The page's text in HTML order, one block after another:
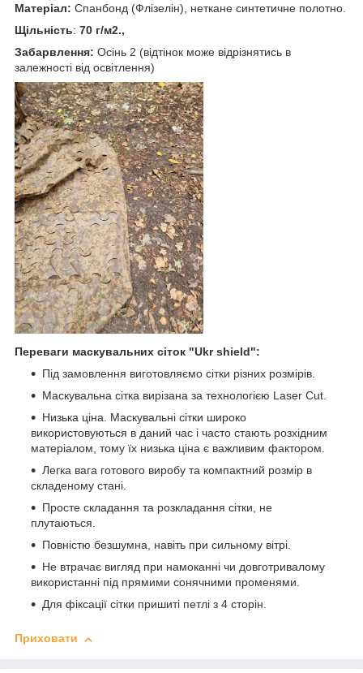
Матеріал: Спанбонд (Флізелін), неткане синтетичне полотно.
Щільність: 70 г/м2.,
Забарвлення: Осінь 2 (відтінок може відрізнятись в
залежності від освітлення)
Переваги маскувальних сіток "Ukr shield":
Під замовлення виготовляємо сітки різних розмірів.
Маскувальна сітка вирізана за технологією Laser Cut.
Низька ціна. Маскувальні сітки широко
використовуються в даний час і часто стають розхідним
матеріалом, тому їх низька ціна є важливим фактором.
Легка вага готового виробу та компактний розмір в
складеному стані.
Просте складання та розкладання сітки, не
плутаються.
Повністю безшумна, навіть при сильному вітрі.
Не втрачає вигляд при намоканні чи довготривалому
використанні під прямими сонячними променями.
Для фіксації сітки пришиті петлі з 4 сторін.
Приховати